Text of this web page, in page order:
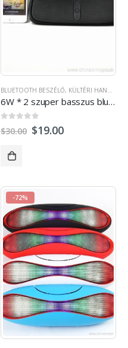
,KÜLTÉRI HANGSZÓRÓK,SZTEREÓ
BLUETOOTH BESZÉLŐ, KÜLTÉRI HANGSZÓRÓK
6W * 2 szuper basszus bluetooth beszélók-val fogantyú diaphram nagy hang
$30.00 $19.00
-72%